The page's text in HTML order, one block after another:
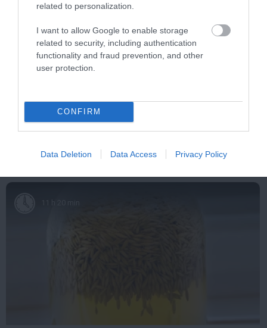
related to personalization.
I want to allow Google to enable storage
related to security, including authentication
functionality and fraud prevention, and other
user protection.
CONFIRM
Data Deletion Data Access Privacy Policy
Cause Parasites
More
58 159